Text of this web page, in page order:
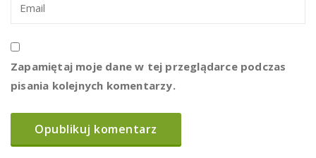
Zapamiętaj moje dane w tej przeglądarce podczas
pisania kolejnych komentarzy.